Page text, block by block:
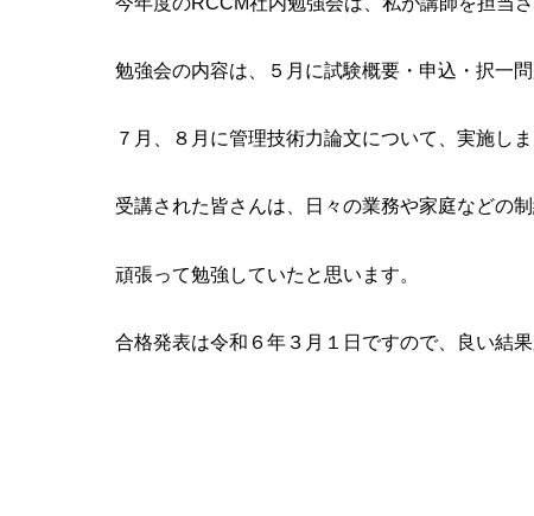
勉強会の内容は、５月に試験概要・申込・択一
７月、８月に管理技術力論文について、実施しま
受講された皆さんは、日々の業務や家庭などの制
頑張って勉強していたと思います。
合格発表は令和６年３月１日ですので、良い結